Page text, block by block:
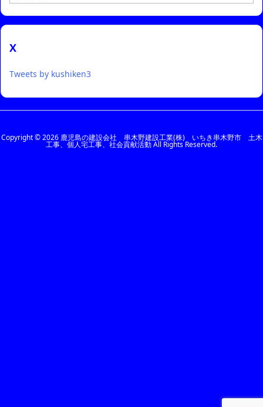
ー
カ
イ
X
Tweets by kushiken3
Copyright ©2026 鹿児島の建設会社 串木野建設工業(株) いちき串木野市 土木
工事、個人宅工事、社会貢献活動All Rights Reserved.